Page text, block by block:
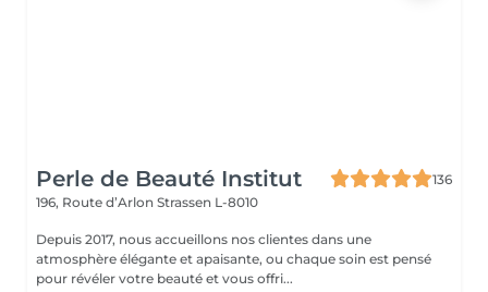
Perle de Beauté Institut
136
196, Route d’Arlon Strassen L-8010
Depuis 2017, nous accueillons nos clientes dans une
atmosphère élégante et apaisante, ou chaque soin est pensé
pour révéler votre beauté et vous offri...